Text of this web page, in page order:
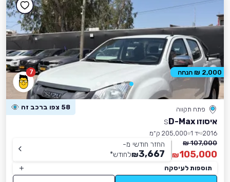
7
פתח תקווה 58 צפו ברכב זה
איסוזו D-Max
S
2016 יד 1
205,000 ק״מ
107,000 ₪
105,000
₪
החזר חודשי מ-
3,667
₪לחודש*
תוספות לעיסקה
2,000 ₪ הנחה